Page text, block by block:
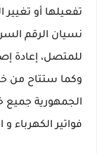
تفعيلها أو
نسيان الرقم
للمتصل، إعادة
وكما ستتاح من
الجمهورية جميع
فواتير الكهرباء